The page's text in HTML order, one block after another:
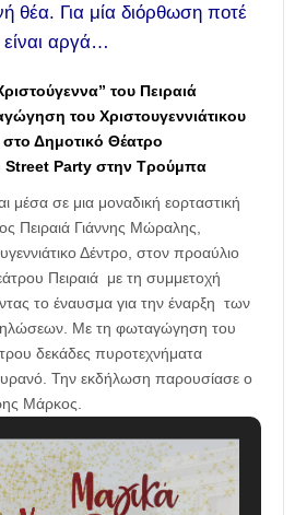
θέα. Για μία διόρθωση ποτέ
είναι αργά…
του Πειραιά
του Χριστουγεννιάτικου
Δημοτικό Θέατρο
Street Party στην Τρούμπα
μέσα σε μια μοναδική εορταστική
Πειραιά Γιάννης Μώραλης,
Δέντρο, στον προαύλιο
Πειραιά με τη συμμετοχή
το έναυσμα για την έναρξη των
Με τη φωταγώγηση του
δεκάδες πυροτεχνήματα
Την εκδήλωση παρουσίασε ο
Μάρκος.